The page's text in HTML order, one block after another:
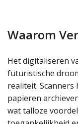
Waarom
Het digitaliseren
futuristische
realiteit.
papieren
wat talloze